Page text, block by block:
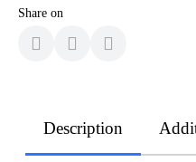
Share on
Description